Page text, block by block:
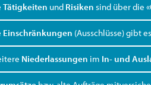
Tätigkeiten und Risiken sind über die
Einschränkungen (Ausschlüsse) gibt
Niederlassungen im In- und